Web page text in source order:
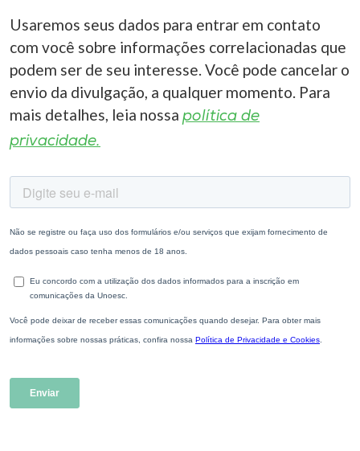
Usaremos seus dados para entrar em contato
com você sobre informações correlacionadas que
podem ser de seu interesse. Você pode cancelar o
envio da divulgação, a qualquer momento. Para
mais detalhes, leia nossa política de
privacidade.